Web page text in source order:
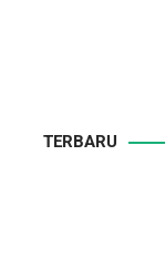
Energi
Perjuangan,
TERBARU